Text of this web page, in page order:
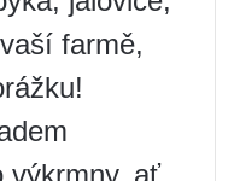
farmě,
výkrmny, ať